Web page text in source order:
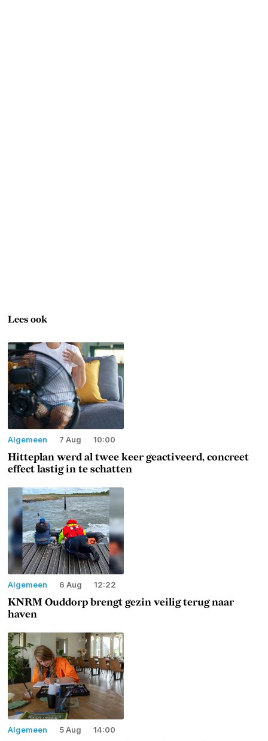
Lees ook
Algemeen 7 Aug 10:00
Hitteplan werd al twee keer geactiveerd, concreet
effect lastig in te schatten
Algemeen 6 Aug 12:22
KNRM Ouddorp brengt gezin veilig terug naar
haven
Algemeen 5 Aug 14:00